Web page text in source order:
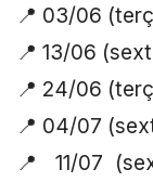
📍 03/06
📍 13/06
📍 24/06
📍 04/07
📍 11/07